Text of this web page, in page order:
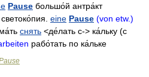
Pause большо́й антра́кт
светоко́пия eine Pause (von etw.)
снять <де́лать с-> ка́льку (с
рабо́тать по ка́льке